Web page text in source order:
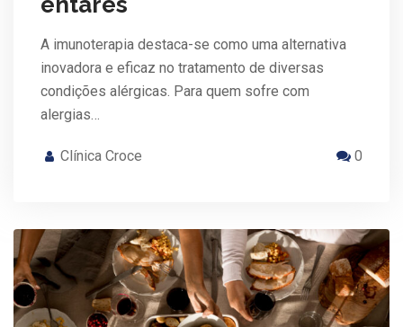
A imunoterapia destaca-se como uma alternativa
inovadora e eficaz no tratamento de diversas
condições alérgicas. Para quem sofre com
alergias…
Clínica Croce 0